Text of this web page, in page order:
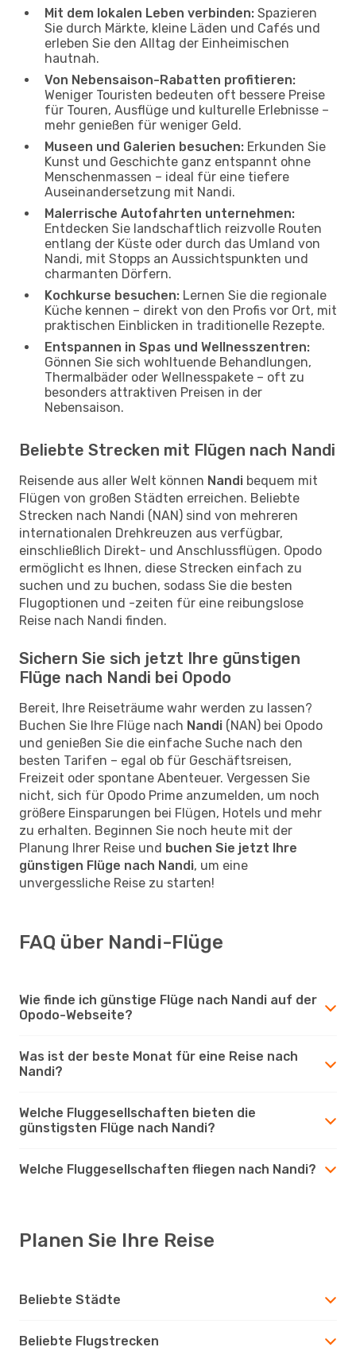
Mit dem lokalen Leben verbinden: Spazieren
Sie durch Märkte, kleine Läden und Cafés und
erleben Sie den Alltag der Einheimischen
hautnah.
Von Nebensaison-Rabatten profitieren:
Weniger Touristen bedeuten oft bessere Preise
für Touren, Ausflüge und kulturelle Erlebnisse –
mehr genießen für weniger Geld.
Museen und Galerien besuchen: Erkunden Sie
Kunst und Geschichte ganz entspannt ohne
Menschenmassen – ideal für eine tiefere
Auseinandersetzung mit Nandi.
Malerrische Autofahrten unternehmen:
Entdecken Sie landschaftlich reizvolle Routen
entlang der Küste oder durch das Umland von
Nandi, mit Stopps an Aussichtspunkten und
charmanten Dörfern.
Kochkurse besuchen: Lernen Sie die regionale
Küche kennen – direkt von den Profis vor Ort, mit
praktischen Einblicken in traditionelle Rezepte.
Entspannen in Spas und Wellnesszentren:
Gönnen Sie sich wohltuende Behandlungen,
Thermalbäder oder Wellnesspakete – oft zu
besonders attraktiven Preisen in der
Nebensaison.
Beliebte Strecken mit Flügen nach Nandi
Reisende aus aller Welt können Nandi bequem mit
Flügen von großen Städten erreichen. Beliebte
Strecken nach Nandi (NAN) sind von mehreren
internationalen Drehkreuzen aus verfügbar,
einschließlich Direkt- und Anschlussflügen. Opodo
ermöglicht es Ihnen, diese Strecken einfach zu
suchen und zu buchen, sodass Sie die besten
Flugoptionen und -zeiten für eine reibungslose
Reise nach Nandi finden.
Sichern Sie sich jetzt Ihre günstigen
Flüge nach Nandi bei Opodo
Bereit, Ihre Reiseträume wahr werden zu lassen?
Buchen Sie Ihre Flüge nach Nandi (NAN) bei Opodo
und genießen Sie die einfache Suche nach den
besten Tarifen – egal ob für Geschäftsreisen,
Freizeit oder spontane Abenteuer. Vergessen Sie
nicht, sich für Opodo Prime anzumelden, um noch
größere Einsparungen bei Flügen, Hotels und mehr
zu erhalten. Beginnen Sie noch heute mit der
Planung Ihrer Reise und buchen Sie jetzt Ihre
günstigen Flüge nach Nandi, um eine
unvergessliche Reise zu starten!
FAQ über Nandi-Flüge
Wie finde ich günstige Flüge nach Nandi auf der
Opodo-Webseite?
Was ist der beste Monat für eine Reise nach
Nandi?
Welche Fluggesellschaften bieten die
günstigsten Flüge nach Nandi?
Welche Fluggesellschaften fliegen nach Nandi?
Planen Sie Ihre Reise
Beliebte Städte
Beliebte Flugstrecken